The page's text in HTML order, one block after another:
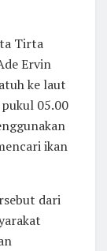
Tirta
Ervin
ke laut
05.00
ikan
dari